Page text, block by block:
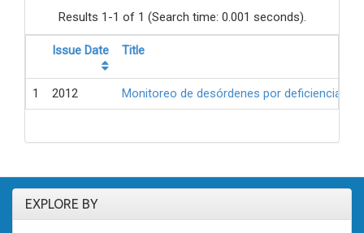
Results 1-1 of 1 (Search time: 0.001 seconds).
Issue Date Title
1 2012 Monitoreo de desórdenes por deficiencia
EXPLORE BY